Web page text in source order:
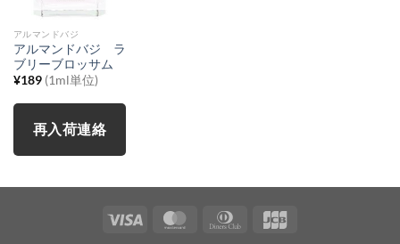
アルマンドバジ
アルマンドバジ ラ
ブリーブロッサム
¥189 (1ml単位)
再入荷連絡